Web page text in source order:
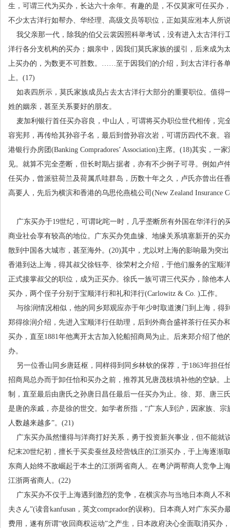
生，可谓三代为买办，长达六十余年。有趣的是，不仅莫家可任买办
不少太古洋行如帮办、华经理、高级文员等职位，正如莫应溎本人所
我父亲那一代，除我的伯父云裳因照科举考试，没有进入太古洋行
洋行各分支机构的买办；姻亲中，因我们莫氏家族的援引，后来成为
上买办的，为数更不可胜数。 ……至于因我们的介绍，到太古洋行各
上。 (17)
如表四所示，莫氏家族成员占去太古洋行大部分的重要职位。值得
姓的姻亲，甚至关系要好的朋友。
麦加利银行首任买办容良，中山人，可谓将买办职位世代相传，完
容宪邦，再传给其孙容子名，最后到曾孙容次岩，可谓历四代不衰。
港银行办房团 (Banking Compradores’ Association)主席。 (18)其实，一家
见。就算不完全垄断，但长时期占据者，亦有不少例子可寻。例如卢
任买办，曾派驻荷兰及荷属爪哇群岛，历数十年之久，卢氏亦曾出任
高要人，先后为横滨和香港的乌思伦燕梳公司 (New Zealand Insurance
广东买办于19世纪，可谓叱咤一时，几乎垄断所有外国在华洋行的
商业社会享有较高的地位。广东买办凭血缘、地缘关系填塞新开的买
散到中国各大城市，甚至海外。 (20)其中，尤以对上海的影响最为突
香港到达上海，得其叔父徐钰亭、徐荣村之介绍，于他们服务的宝顺
正式接掌叔父的职位，成为正买办。徐氏一族可谓三代买办，除他本
买办，两个侄子分别于宝顺洋行和礼和洋行(Carlowitz & Co. )工作。
与徐润情况相似，他的同乡郑观应亦于年少时取道澳门到上海，得
郑得徐润介绍，先进入宝顺洋行任助理，后到外商合盛祥茶行任买办
买办，直至 1881年他离开太古加入轮船招商局为止。后来郑介绍了他
办。
另一位香山同乡唐廷枢，同样得到同乡林钦的保荐，于1863年担任
招商局总办而于卸任怡和买办之前，推荐其兄唐茂枝填补他的空缺。
制，直至最后由唐氏之孙唐日昌任最后一任买办为止。徐、郑、唐三
是唐的亲戚，亦是徐的世交。如学者所指， “广东人到沪，因家族、
人数越来越多”。 (21)
广东买办虽然懂得与洋商打好关系，勇于投资新兴事业，但不能就
纪末20世纪初，擅长于买卖蚕丝及经营钱庄的江浙买办，于上海逐渐
东商人始终不敌崛起于本土的江浙两省商人。在粤沪两帮商人竞争上
江浙两省商人。 (22)
广东买办不仅于上海遇到激烈的竞争，在横滨亦与当地日本商人不
夫さん”(读音kanfusan ，英文comprador的误称)。日本商人对广东买办
费用，遂有所谓“收回商权运动”之产生，日本政府决心全面取消买办